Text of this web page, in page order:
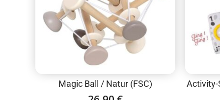
Magic Ball / Natur (FSC) Activity-